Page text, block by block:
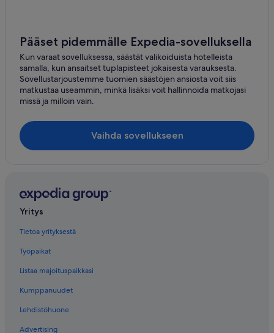
Pääset pidemmälle Expedia-sovelluksella
Kun varaat sovelluksessa, säästät valikoiduista hotelleista
samalla, kun ansaitset tuplapisteet jokaisesta varauksesta.
Sovellustarjoustemme tuomien säästöjen ansiosta voit siis
matkustaa useammin, minkä lisäksi voit hallinnoida matkojasi
missä ja milloin vain.
Vaihda sovellukseen
Yritys
Tietoa yrityksestä
Työpaikat
Listaa majoituspaikkasi
Kumppanuudet
Lehdistöhuone
Advertising